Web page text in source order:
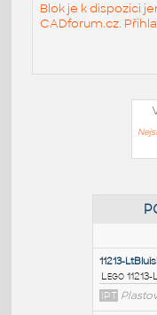
Blok je k dispozici
CADforum.cz.